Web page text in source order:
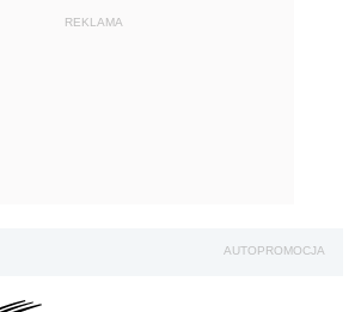
REKLAMA
AUTOPROMOCJA